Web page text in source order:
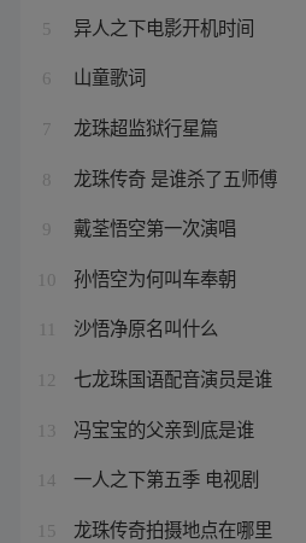
5 异人之下电影开机时间
6 山童歌词
7 龙珠超监狱行星篇
8 龙珠传奇 是谁杀了五师傅
9 戴荃悟空第一次演唱
10 孙悟空为何叫车奉朝
沙悟净原名叫什么
12 七龙珠国语配音演员是谁
13 冯宝宝的父亲到底是谁
14 一人之下第五季 电视剧
15 龙珠传奇拍摄地点在哪里